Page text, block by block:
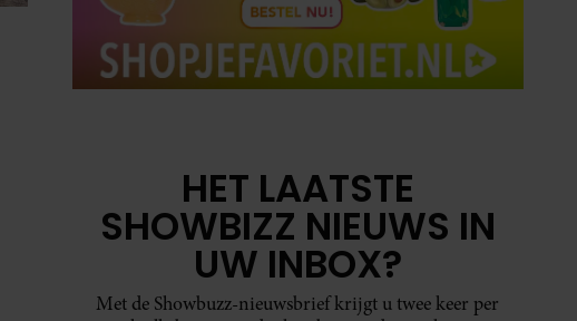
HET LAATSTE
SHOWBIZZ NIEUWS IN
UW INBOX?
Met de Showbuzz-nieuwsbrief krijgt u twee keer per